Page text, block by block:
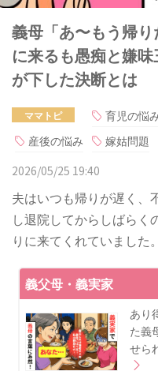
義母「あ〜もう帰
に来るも愚痴と嫌
が下した決断とは
ママトピ 育児の悩
産後の悩み
嫁姑問題
2026/05/25 19:40
夫はいつも帰りが遅く、
し退院してからしばらく
りに来てくれていました。
義父母・義実家
あり
た義
せら